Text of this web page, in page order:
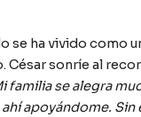
se ha vivido como
César sonríe al
familia se alegra
apoyándome. Sin